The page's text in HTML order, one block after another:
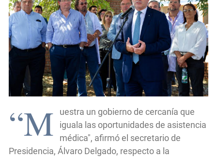
“M
uestra un gobierno de cercanía que
iguala las oportunidades de asistencia
médica", afirmó el secretario de
Presidencia, Álvaro Delgado, respecto a la